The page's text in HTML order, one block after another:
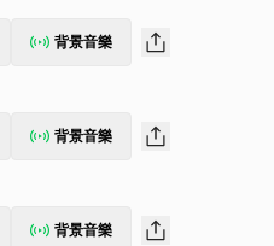
背景音樂
背景音樂
背景音樂